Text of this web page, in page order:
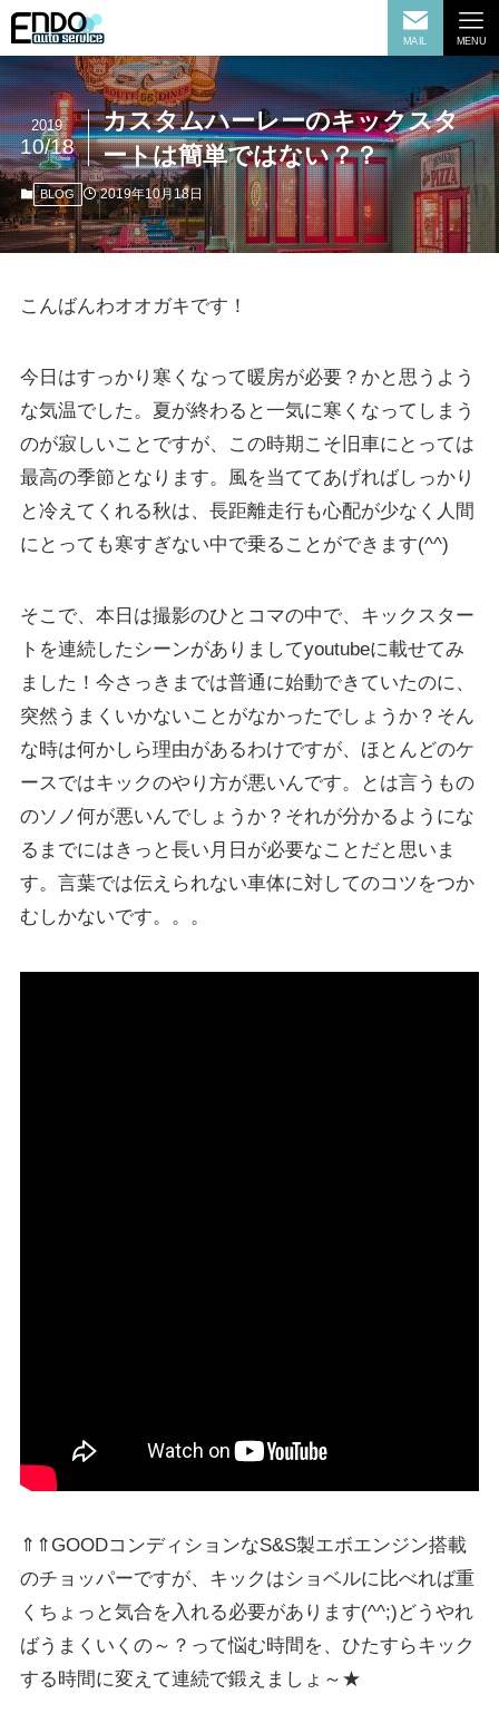
MAIL MENU
カスタムハーレーのキックスタ
ートは簡単ではない？？
2019
10/18
BLOG 2019年10月18日
こんばんわオオガキです！
今日はすっかり寒くなって暖房が必要？かと思うよう
な気温でした。夏が終わると一気に寒くなってしまう
のが寂しいことですが、この時期こそ旧車にとっては
最高の季節となります。風を当ててあげればしっかり
と冷えてくれる秋は、長距離走行も心配が少なく人間
にとっても寒すぎない中で乗ることができます(^^)
そこで、本日は撮影のひとコマの中で、キックスター
トを連続したシーンがありましてyoutubeに載せてみ
ました！今さっきまでは普通に始動できていたのに、
突然うまくいかないことがなかったでしょうか？そん
な時は何かしら理由があるわけですが、ほとんどのケ
ースではキックのやり方が悪いんです。とは言うもの
のソノ何が悪いんでしょうか？それが分かるようにな
るまでにはきっと長い月日が必要なことだと思いま
す。言葉では伝えられない車体に対してのコツをつか
むしかないです。。。
⇑⇑GOODコンディションなS&S製エボエンジン搭載
のチョッパーですが、キックはショベルに比べれば重
くちょっと気合を入れる必要があります(^^;)どうやれ
ばうまくいくの～？って悩む時間を、ひたすらキック
する時間に変えて連続で鍛えましょ～★